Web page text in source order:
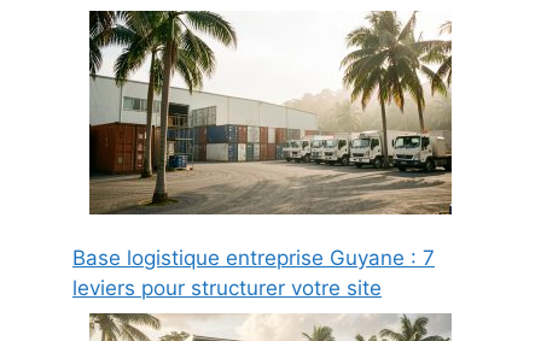
Base logistique entreprise Guyane : 7
leviers pour structurer votre site